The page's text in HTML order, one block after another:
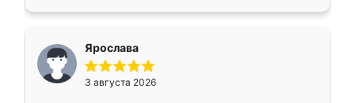
Ярослава
3 августа 2026